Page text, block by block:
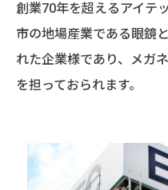
創業70年を超えるアイテ
市の地場産業である眼鏡
れた企業様であり、メガ
を担っておられます。